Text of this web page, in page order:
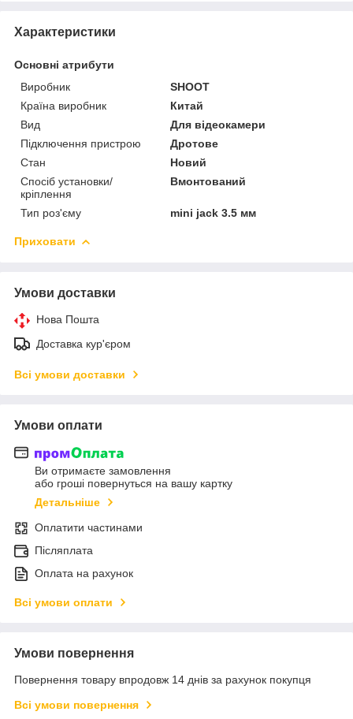
Характеристики
Основні атрибути
Виробник
SHOOT
Країна виробник
Китай
Вид
Для відеокамери
Підключення пристрою
Дротове
Стан
Новий
Спосіб установки/
кріплення
Вмонтований
Тип роз'єму mini jack 3.5 мм
Приховати
Умови доставки
Нова Пошта
Доставка кур'єром
Всі умови доставки
Умови оплати
Ви отримаєте замовлення
або гроші повернуться на вашу картку
Детальніше
Оплатити частинами
Післяплата
Оплата на рахунок
Всі умови оплати
Умови повернення
Повернення товару впродовж 14 днів за рахунок покупця
Всі умови повернення